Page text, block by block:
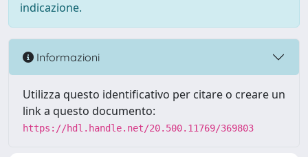
indicazione.
Informazioni
Utilizza questo identificativo per citare o creare un
link a questo documento:
https://hdl.handle.net/20.500.11769/369803